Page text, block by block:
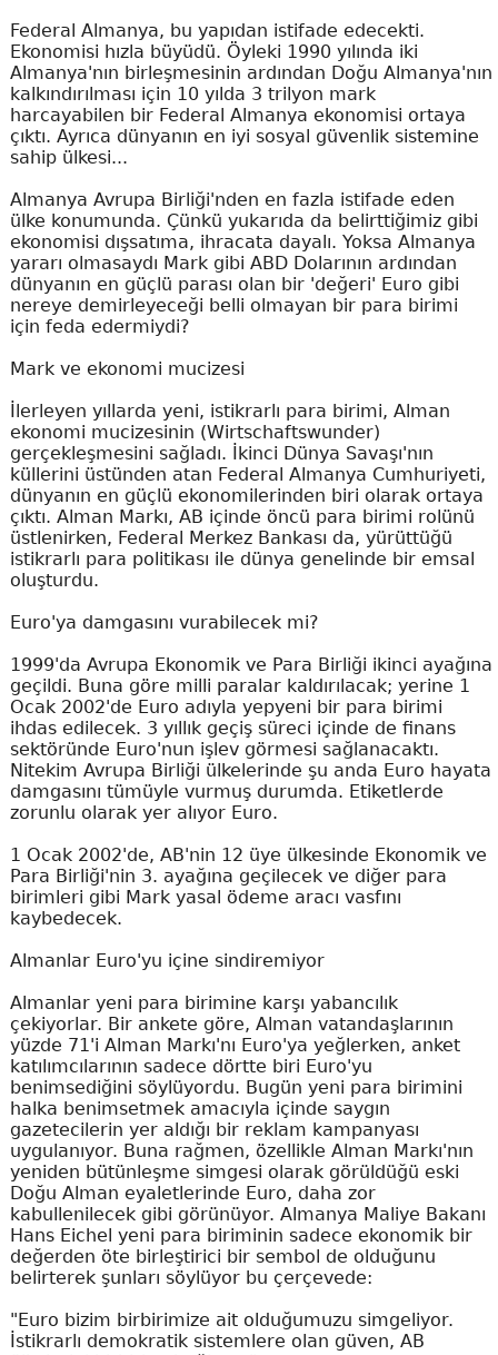
Federal Almanya, bu yapıdan istifade edecekti.
Ekonomisi hızla büyüdü. Öyleki 1990 yılında iki
Almanya'nın birleşmesinin ardından Doğu Almanya'nın
kalkındırılması için 10 yılda 3 trilyon mark
harcayabilen bir Federal Almanya ekonomisi ortaya
çıktı. Ayrıca dünyanın en iyi sosyal güvenlik sistemine
sahip ülkesi...
Almanya Avrupa Birliği'nden en fazla istifade eden
ülke konumunda. Çünkü yukarıda da belirttiğimiz gibi
ekonomisi dışsatıma, ihracata dayalı. Yoksa Almanya
yararı olmasaydı Mark gibi ABD Dolarının ardından
dünyanın en güçlü parası olan bir 'değeri' Euro gibi
nereye demirleyeceği belli olmayan bir para birimi
için feda edermiydi?
Mark ve ekonomi mucizesi
İlerleyen yıllarda yeni, istikrarlı para birimi, Alman
ekonomi mucizesinin (Wirtschaftswunder)
gerçekleşmesini sağladı. İkinci Dünya Savaşı'nın
küllerini üstünden atan Federal Almanya Cumhuriyeti,
dünyanın en güçlü ekonomilerinden biri olarak ortaya
çıktı. Alman Markı, AB içinde öncü para birimi rolünü
üstlenirken, Federal Merkez Bankası da, yürüttüğü
istikrarlı para politikası ile dünya genelinde bir emsal
oluşturdu.
Euro'ya damgasını vurabilecek mi?
1999'da Avrupa Ekonomik ve Para Birliği ikinci ayağına
geçildi. Buna göre milli paralar kaldırılacak; yerine 1
Ocak 2002'de Euro adıyla yepyeni bir para birimi
ihdas edilecek. 3 yıllık geçiş süreci içinde de finans
sektöründe Euro'nun işlev görmesi sağlanacaktı.
Nitekim Avrupa Birliği ülkelerinde şu anda Euro hayata
damgasını tümüyle vurmuş durumda. Etiketlerde
zorunlu olarak yer alıyor Euro.
1 Ocak 2002'de, AB'nin 12 üye ülkesinde Ekonomik ve
Para Birliği'nin 3. ayağına geçilecek ve diğer para
birimleri gibi Mark yasal ödeme aracı vasfını
kaybedecek.
Almanlar Euro'yu içine sindiremiyor
Almanlar yeni para birimine karşı yabancılık
çekiyorlar. Bir ankete göre, Alman vatandaşlarının
yüzde 71'i Alman Markı'nı Euro'ya yeğlerken, anket
katılımcılarının sadece dörtte biri Euro'yu
benimsediğini söylüyordu. Bugün yeni para birimini
halka benimsetmek amacıyla içinde saygın
gazetecilerin yer aldığı bir reklam kampanyası
uygulanıyor. Buna rağmen, özellikle Alman Markı'nın
yeniden bütünleşme simgesi olarak görüldüğü eski
Doğu Alman eyaletlerinde Euro, daha zor
kabullenilecek gibi görünüyor. Almanya Maliye Bakanı
Hans Eichel yeni para biriminin sadece ekonomik bir
değerden öte birleştirici bir sembol de olduğunu
belirterek şunları söylüyor bu çerçevede:
"Euro bizim birbirimize ait olduğumuzu simgeliyor.
İstikrarlı demokratik sistemlere olan güven, AB